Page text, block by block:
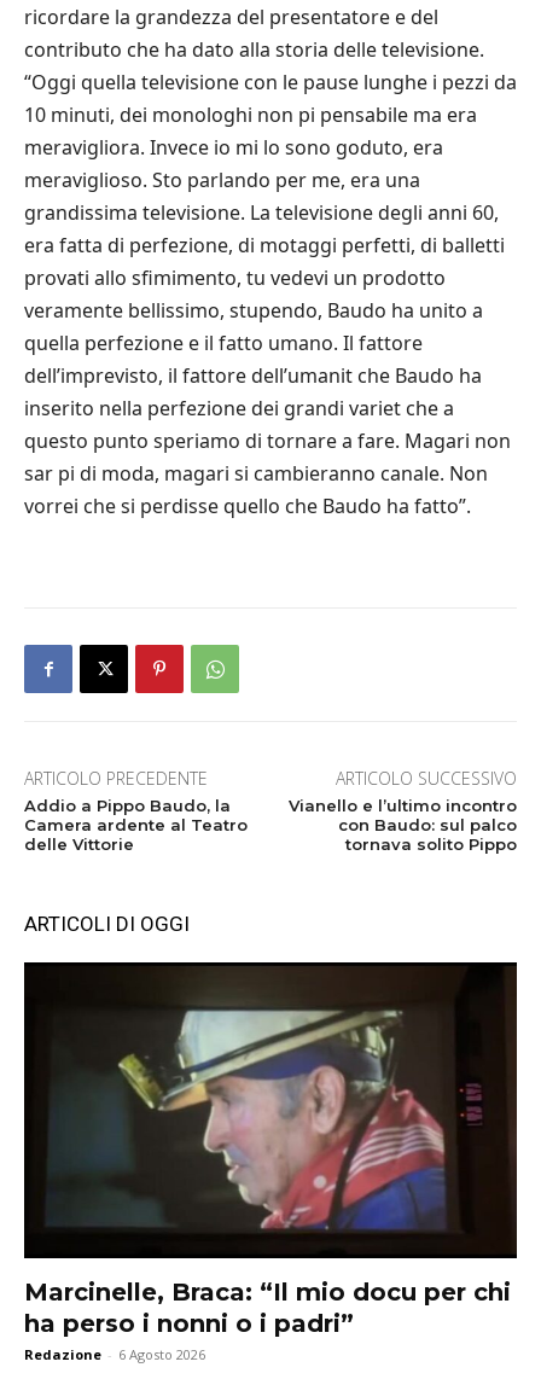
ricordare la grandezza del presentatore e del
contributo che ha dato alla storia delle televisione.
“Oggi quella televisione con le pause lunghe i pezzi da
10 minuti, dei monologhi non pi pensabile ma era
meravigliora. Invece io mi lo sono goduto, era
meraviglioso. Sto parlando per me, era una
grandissima televisione. La televisione degli anni 60,
era fatta di perfezione, di motaggi perfetti, di balletti
provati allo sfimimento, tu vedevi un prodotto
veramente bellissimo, stupendo, Baudo ha unito a
quella perfezione e il fatto umano. Il fattore
dell’imprevisto, il fattore dell’umanit che Baudo ha
inserito nella perfezione dei grandi variet che a
questo punto speriamo di tornare a fare. Magari non
sar pi di moda, magari si cambieranno canale. Non
vorrei che si perdisse quello che Baudo ha fatto”.
ARTICOLO PRECEDENTE
Addio a Pippo Baudo, la
Camera ardente al Teatro
delle Vittorie
ARTICOLO SUCCESSIVO
Vianello e l’ultimo incontro
con Baudo: sul palco
tornava solito Pippo
ARTICOLI DI OGGI
Marcinelle, Braca: “Il mio docu per chi
ha perso i nonni o i padri”
Redazione - 6 Agosto 2026